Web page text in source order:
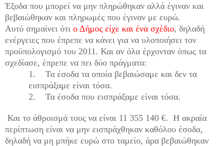
Έξοδα που μπορεί να μην πληρώθηκαν αλλά έγιναν και
βεβαιώθηκαν και πληρωμές που έγιναν με ευρώ.
Αυτό σημαίνει ότι ο Δήμος είχε και ένα σχέδιο, δηλαδή
ενέργειες που έπρεπε να κάνει για να υλοποιήσει τον
προϋπολογισμό του 2011. Και αν όλα έρχονταν όπως τα
σχεδίασε, έπρεπε να πει δύο πράγματα:
1.
Τα έσοδα τα οποία βεβαιώσαμε και δεν τα
εισπράξαμε είναι τόσα.
2.
Τα έσοδα που εισπράξαμε είναι τόσα.
Και το άθροισμά τους να είναι 11 355 140 €. Η ακραία
περίπτωση είναι να μην εισπράχθηκαν καθόλου έσοδα,
δηλαδή να μη μπήκε ευρώ στο ταμείο, άρα βεβαιώθηκαν